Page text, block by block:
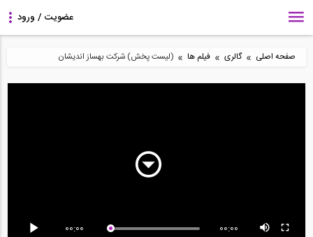
صفحه اصلی » گالری » فیلم ها » (لیست پخش) شرکت بهساز اندیشان
00:00 00:00